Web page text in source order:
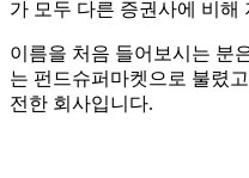
가 모두 다른 증권사에 비해
이름을 처음 들어보시는 분
는 펀드슈퍼마켓으로 불렸
전한 회사입니다.